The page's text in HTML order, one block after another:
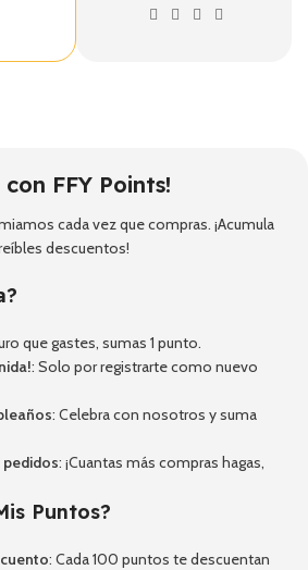
con FFY Points!
cada vez que compras. ¡Acumula
descuentos!
que gastes, sumas 1 punto.
: Solo por registrarte como nuevo
: Celebra con nosotros y suma
: ¡Cuantas más compras hagas,
Puntos?
: Cada 100 puntos te descuentan